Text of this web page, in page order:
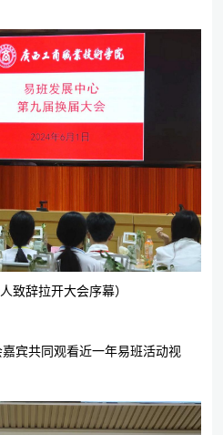
致辞拉开大会序幕）
宾共同观看近一年易班活动视